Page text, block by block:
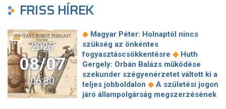
FRISS HÍREK
2026
08/07
06:30
◆ Magyar Péter: Holnaptól nincs
szükség az önkéntes
fogyasztáscsökkentésre ◆ Huth
Gergely: Orbán Balázs működése
szekunder szégyenérzetet váltott ki a
teljes jobboldalon ◆ A születési jogon
járó állampolgárság megszerzésének